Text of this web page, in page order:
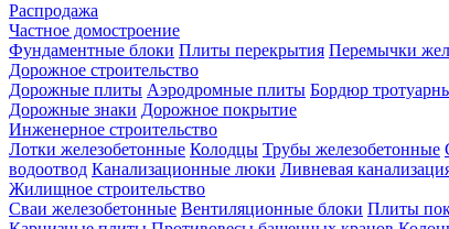
Распродажа
Частное домостроение
Фундаментные блоки Плиты перекрытия Перемычки
Дорожное строительство
Дорожные плиты Аэродромные плиты Бордюр
Дорожные знаки Дорожное покрытие
Инженерное строительство
Лотки железобетонные Колодцы Трубы железобетонные
водоотвод Канализационные люки Ливневая
Жилищное строительство
Сваи железобетонные Вентиляционные блоки Плиты